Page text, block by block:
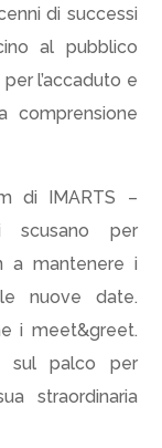
di successi
al pubblico
l’accaduto e
di IMARTS –
scusano per
a mantenere i
nuove date.
i meet&greet.
sul palco per
straordinaria